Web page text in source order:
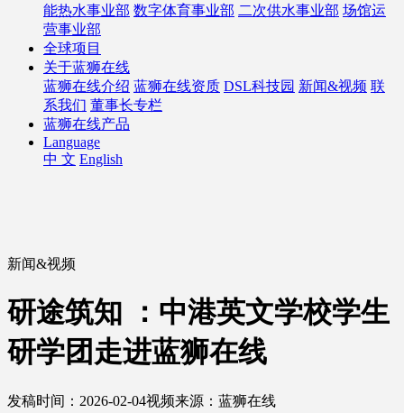
能热水事业部 数字体育事业部 二次供水事业部 场馆运
营事业部
全球项目
关于蓝狮在线
蓝狮在线介绍 蓝狮在线资质 DSL科技园 新闻&视频 联
系我们 董事长专栏
蓝狮在线产品
Language
中 文 English
新闻&视频
研途筑知 ：中港英文学校学生
研学团走进蓝狮在线
发稿时间：2026-02-04视频来源：蓝狮在线